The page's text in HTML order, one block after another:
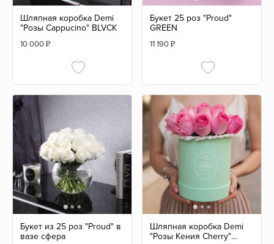
Шляпная коробка Demi
"Розы Cappucino" BLVCK
10 000₽
Букет 25 роз "Proud"
GREEN
11 190₽
Букет из 25 роз "Proud" в
вазе сфера
Шляпная коробка Demi
"Розы Кения Cherry"